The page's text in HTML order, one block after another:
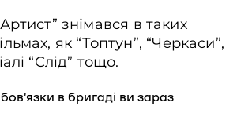
знімався в таких
як “Топтун”, “Черкаси”,
“Слід” тощо.
в бригаді ви зараз